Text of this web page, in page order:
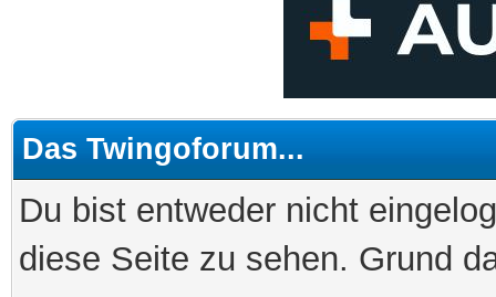
Das Twingoforum...
Du bist entweder nicht
diese Seite zu sehen. Grund